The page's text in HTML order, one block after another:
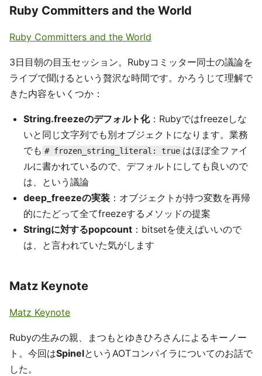
Ruby Committers and the World
Ruby Committers and the World
3日目朝の目玉セッション。Rubyコミッター同士の議論を
ライブで聞けるという贅沢な時間です。かろうじて理解で
きた内容をいくつか：
String.freezeのデフォルト化：Rubyではfreezeしな
いと同じ文字列でも別オブジェクトになります。業務
でも # frozen_string_literal: true はほぼ全ファイ
ルに書かれているので、デフォルトにしても良いので
は、という議論
deep_freezeの実装 ：オブジェクトが持つ変数を再帰
的にたどって全てfreezeするメソッドの提案
Stringに対するpopcount ：bitsetを使えばいいので
は、と言われていた気がします
Matz Keynote
Matz Keynote
Rubyの生みの親、まつもとゆきひろさんによるキーノー
ト。今回はSpinelというAOTコンパイラについてのお話で
した。